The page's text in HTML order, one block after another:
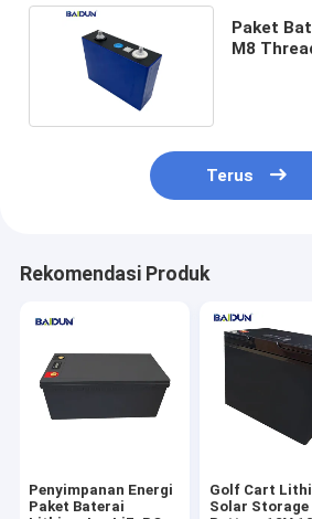
Paket
M8
Terus
Rekomendasi Produk
Penyimpanan Energi
Paket Baterai
Golf Cart
Solar Storage